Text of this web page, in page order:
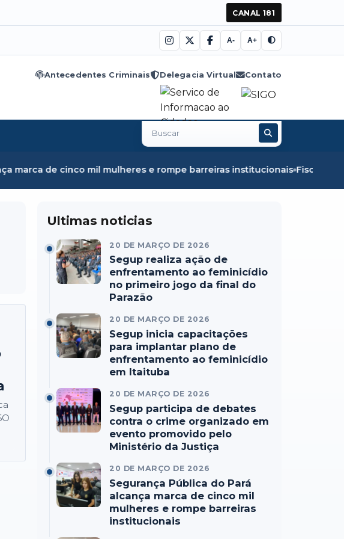
CANAL 181
A- A+
Antecedentes Criminais Delegacia Virtual Contato
Buscar
no
de cinco mil mulheres e rompe barreiras institucionais Fiscalização
Ultimas noticias
20 DE MARÇO DE 2026
Segup realiza ação de
enfrentamento ao feminicídio
no primeiro jogo da final do
Parazão
20 DE MARÇO DE 2026
Segup inicia capacitações
para implantar plano de
enfrentamento ao feminicídio
em Itaituba
20 DE MARÇO DE 2026
Segup participa de debates
contra o crime organizado em
evento promovido pelo
Ministério da Justiça
20 DE MARÇO DE 2026
Segurança Pública do Pará
alcança marca de cinco mil
mulheres e rompe barreiras
institucionais